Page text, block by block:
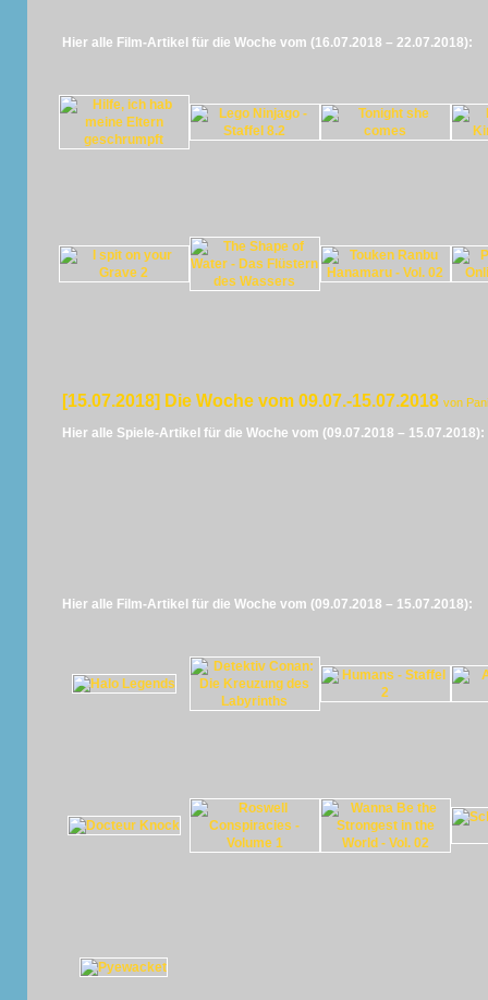
Hier alle Film-Artikel für die Woche vom (16.07.2018 – 22.07.2018):
[15.07.2018] Die Woche vom 09.07.-15.07.2018 von
Hier alle Spiele-Artikel für die Woche vom (09.07.2018 – 15.07.2018):
Hier alle Film-Artikel für die Woche vom (09.07.2018 – 15.07.2018):